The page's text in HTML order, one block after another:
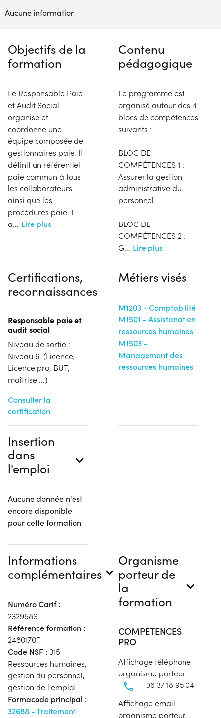
Aucune information
Objectifs de la
formation
Le Responsable Paie
et Audit Social
organise et
coordonne une
équipe composée de
gestionnaires paie. Il
définit un référentiel
paie commun à tous
les collaborateurs
ainsi que les
procédures paie. Il
a... Lire plus
Contenu
pédagogique
Le programme est
organisé autour des 4
blocs de compétences
suivants :
BLOC DE
COMPÉTENCES 1 :
Assurer la gestion
administrative du
personnel
BLOC DE
COMPÉTENCES 2 :
G... Lire plus
Certifications,
reconnaissances
Responsable paie et
audit social
Niveau de sortie :
Niveau 6. (Licence,
Licence pro, BUT,
maîtrise ...)
Consulter la
certification
Métiers visés
M1203 - Comptabilité
M1501 - Assistanat en
ressources humaines
M1503 -
Management des
ressources humaines
Insertion
dans
l'emploi
Aucune donnée n'est
encore disponible
pour cette formation
Informations
complémentaires
Numéro Carif :
232958S
Référence formation :
2480170F
Code NSF : 315 -
Ressources humaines,
gestion du personnel,
gestion de l'emploi
Formacode principal :
32688 - Traitement
Organisme
porteur de
la
formation
COMPETENCES
PRO
Affichage téléphone
organisme porteur
06 37 18 95 04
Affichage email
organisme porteur